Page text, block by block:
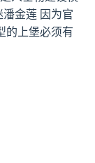
金莲 因为官
的上堡必须有